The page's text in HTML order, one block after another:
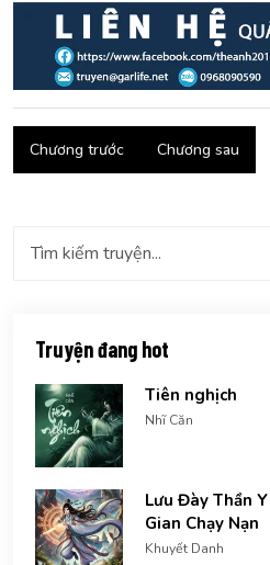
Chương trước Chương sau
Truyện đang hot
Tiên nghịch
Nhĩ Căn
Lưu Đày Thần
Gian Chạy Nạn
Khuyết Danh